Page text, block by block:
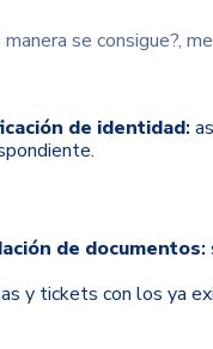
se consigue?,
de identidad:
de documentos:
y tickets con los ya